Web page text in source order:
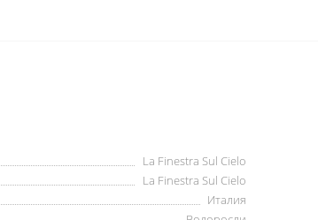
La Finestra Sul Cielo
La Finestra Sul Cielo
Италия